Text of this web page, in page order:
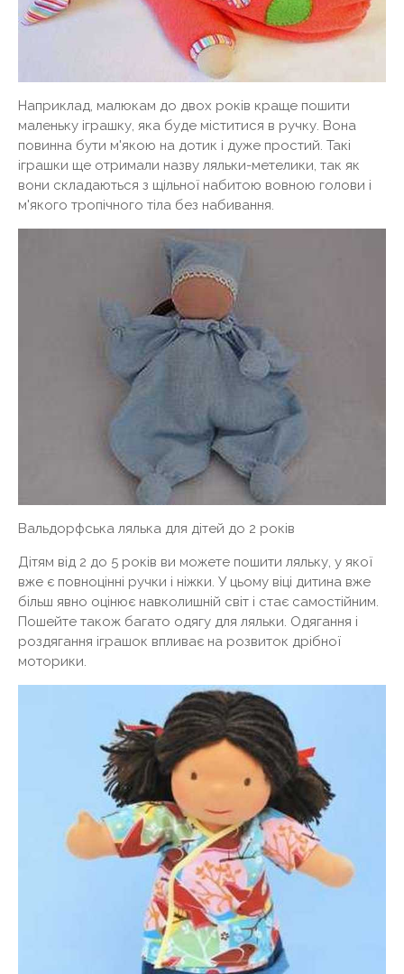
Наприклад, малюкам до двох років краще пошити
маленьку іграшку, яка буде міститися в ручку. Вона
повинна бути м'якою на дотик і дуже простий. Такі
іграшки ще отримали назву ляльки-метелики, так як
вони складаються з щільної набитою вовною голови і
м'якого тропічного тіла без набивання.
Вальдорфська лялька для дітей до 2 років
Дітям від 2 до 5 років ви можете пошити ляльку, у якої
вже є повноцінні ручки і ніжки. У цьому віці дитина вже
більш явно оцінює навколишній світ і стає самостійним.
Пошейте також багато одягу для ляльки. Одягання і
роздягання іграшок впливає на розвиток дрібної
моторики.